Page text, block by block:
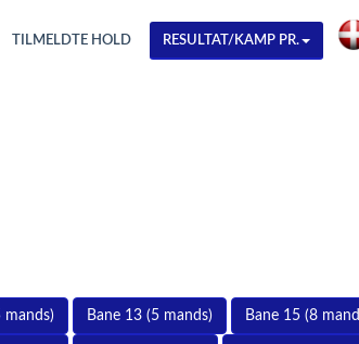
TILMELDTE HOLD RESULTAT/KAMP PR.
mands) Bane 13 (5 mands) Bane 15 (8